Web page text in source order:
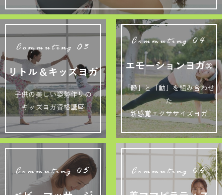
Commuting 03
リトル＆キッズヨガ
子供の美しい姿勢作りの
キッズヨガ資格講座
Commuting 04
エモーションヨガ®
「静」と「動」を組み合わせ
た
新感覚エクササイズヨガ
Commuting 05 Commuting 06